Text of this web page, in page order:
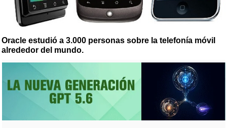
Oracle estudió a 3.000 personas sobre la telefonía móvil
alrededor del mundo.